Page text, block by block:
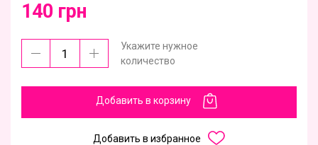
140 грн
Укажите нужное
количество
Добавить в корзину
Добавить в избранное